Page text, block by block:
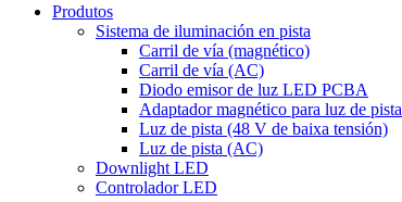
Produtos
Sistema de iluminación en pista
Carril de vía (magnético)
Carril de vía (AC)
Diodo emisor de luz LED PCBA
Adaptador magnético para luz de pista
Luz de pista (48 V de baixa tensión)
Luz de pista (AC)
Downlight LED
Controlador LED